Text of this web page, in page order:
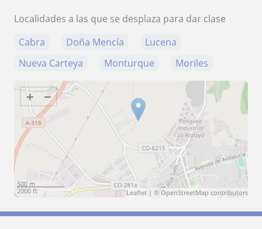
Localidades a las que se desplaza para dar clase
Cabra
Doña Mencía
Lucena
Nueva Carteya
Monturque Moriles
+ −
500 m
2000 ft
Leaflet | ©OpenStreetMap contributors